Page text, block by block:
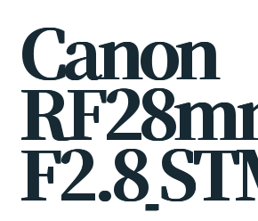
Canon
RF28m
F2.8ST